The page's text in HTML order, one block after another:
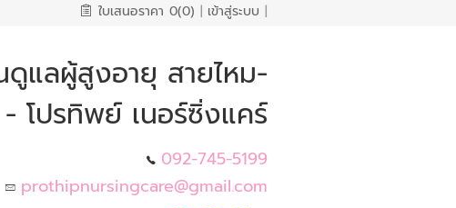
ใบเสนอราคา 0(0) | เข้าสู่ระบบ |
แลผู้สูงอายุ สายไหม-
โปรทิพย์ เนอร์ซิ่งแคร์
092-745-5199
prothipnursingcare@gmail.com